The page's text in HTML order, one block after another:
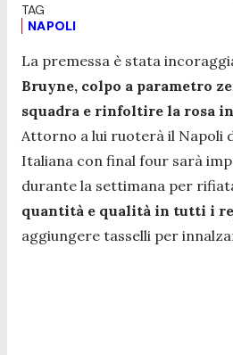
NAPOLI
La premessa è stata
Bruyne, colpo a parametro
squadra e rinfoltire la rosa
Attorno a lui ruoterà il Napoli
Italiana con final four sarà
durante la settimana per
quantità e qualità in tutti i
aggiungere tasselli per